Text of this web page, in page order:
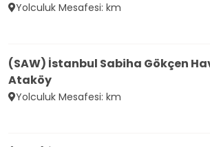
Yolculuk Mesafesi: km
(SAW) İstanbul Sabiha Gökçen
Ataköy
Yolculuk Mesafesi: km